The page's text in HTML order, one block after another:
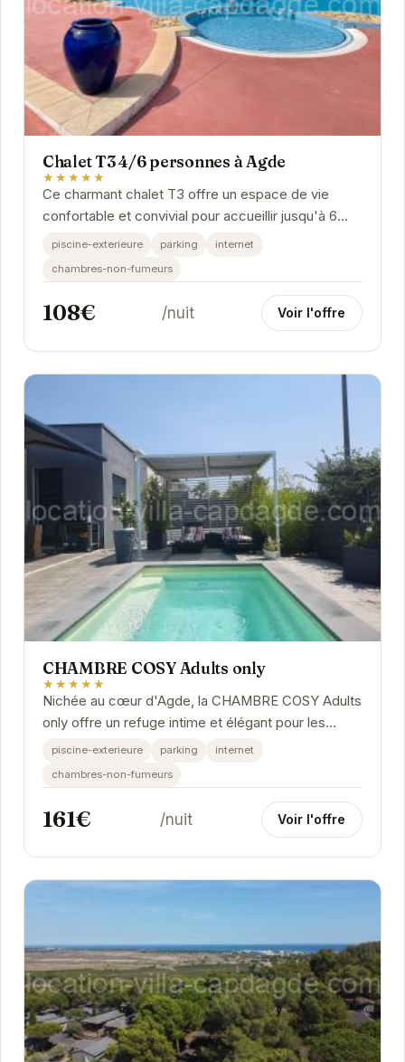
Chalet T3 4/6 personnes à Agde
★★★★★
Ce charmant chalet T3 offre un espace de vie
confortable et convivial pour accueillir jusqu'à 6
personnes. Idéalement situé à Agde, il permet de...
piscine-exterieure parking
internet
chambres-non-fumeurs
108€ /nuit Voir l'offre
CHAMBRE COSY Adults only
★★★★★
Nichée au cœur d'Agde, la CHAMBRE COSY Adults
only offre un refuge intime et élégant pour les
couples en quête de tranquillité. Son atmosphère...
piscine-exterieure parking
internet
chambres-non-fumeurs
161€ /nuit Voir l'offre